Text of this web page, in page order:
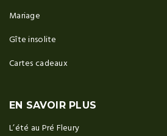
Mariage
Gîte insolite
Cartes cadeaux
EN SAVOIR PLUS
L’été au Pré Fleury